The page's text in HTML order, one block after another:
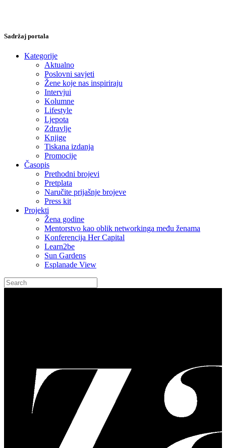
Sadržaj portala
Kategorije
Aktualno
Poslovni savjeti
Žene koje nas inspiriraju
Intervjui
Kolumne
Lifestyle
Ljepota
Zdravlje
Knjige
Tiskana izdanja
Promocije
Časopis
Prethodni brojevi
Pretplata
Naručite prijašnje brojeve
Press kit
Projekti
Žena godine
Mentorstvo kao oblik networkinga među ženama
Konferencija Her Capital
Learn2be
Sun Gardens
Esplanade View